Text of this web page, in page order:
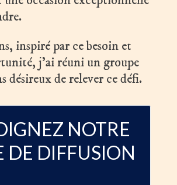
inspiré par ce besoin et
j’ai réuni un groupe
désireux de relever ce défi.
NOTRE
DE DIFFUSION